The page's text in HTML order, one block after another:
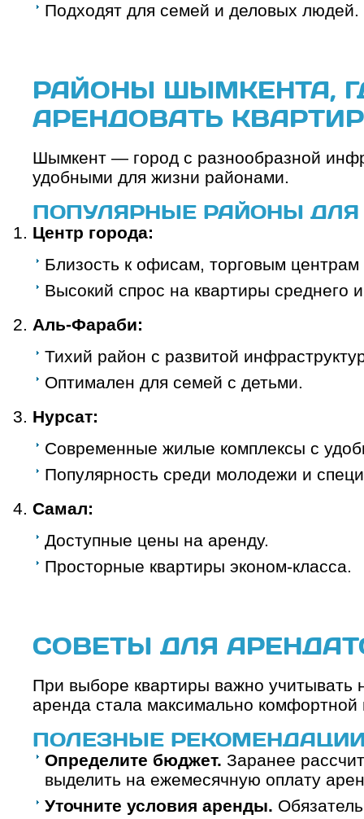
Подходят для семей и деловых людей.
РАЙОНЫ ШЫМКЕНТА,
АРЕНДОВАТЬ
Шымкент — город с разнообразной
удобными для жизни районами.
ПОПУЛЯРНЫЕ РАЙОНЫ
Центр города:
Близость к офисам, торговым
Высокий спрос на квартиры среднего
Аль-Фараби:
Тихий район с развитой
Оптимален для семей с детьми.
Нурсат:
Современные жилые комплексы с
Популярность среди молодежи и
Самал:
Доступные цены на аренду.
Просторные квартиры эконом-класса.
СОВЕТЫ ДЛЯ
При выборе квартиры важно учитывать
аренда стала максимально комфортной
ПОЛЕЗНЫЕ
Определите бюджет. Заранее
выделить на ежемесячную оплату
Уточните условия аренды.